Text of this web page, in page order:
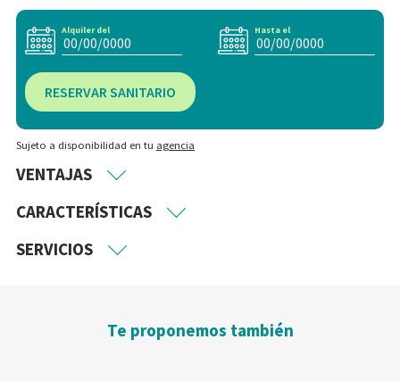
Alquiler del Hasta el
RESERVAR SANITARIO
Sujeto a disponibilidad en tu agencia
VENTAJAS
CARACTERÍSTICAS
SERVICIOS
Te proponemos también